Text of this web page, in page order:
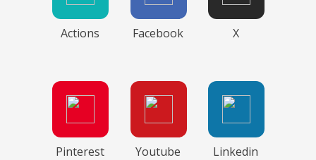
Actions Facebook X
Pinterest Youtube Linkedin